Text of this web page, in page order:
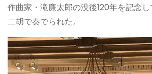
作曲家・滝廉太郎の没後120年を記念
二胡で奏でられた。